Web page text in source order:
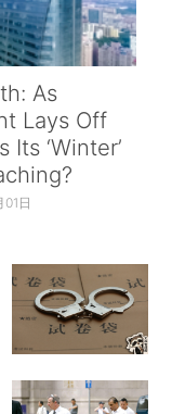
As
Lays Off
Its ‘Winter’
日